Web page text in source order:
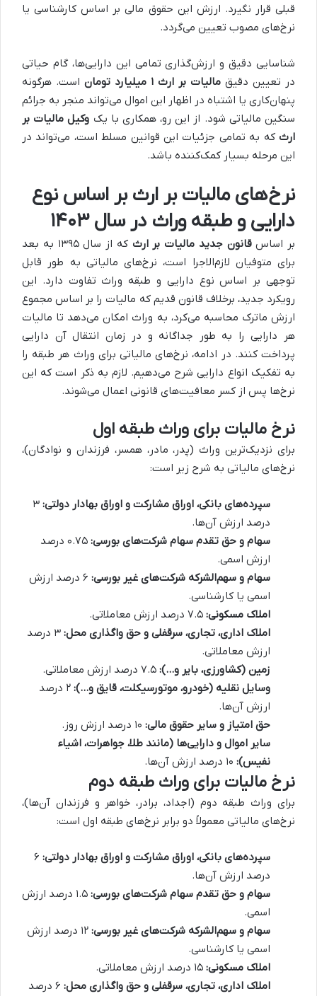
قبلی قرار نگیرد. ارزش این حقوق مالی بر اساس کارشناسی یا
نرخ‌های مصوب تعیین می‌گردد.
شناسایی دقیق و ارزش‌گذاری تمامی این دارایی‌ها، گام حیاتی
در تعیین دقیق مالیات بر ارث ۱ میلیارد تومان
است. هرگونه
پنهان‌کاری یا اشتباه در اظهار این اموال می‌تواند منجر به جرائم
سنگین مالیاتی شود. از این رو، همکاری با یک وکیل مالیات بر
ارث که به تمامی جزئیات این قوانین مسلط است، می‌تواند در
این مرحله بسیار کمک‌کننده باشد.
نرخ‌های مالیات بر ارث بر اساس نوع
دارایی و طبقه وراث در سال ۱۴۰۳
بر اساسقانون جدید مالیات بر ارث
که از سال ۱۳۹۵ به بعد
برای متوفیان لازم‌الاجرا است، نرخ‌های مالیاتی به طور قابل
توجهی بر اساس نوع دارایی و طبقه وراث تفاوت دارد. این
رویکرد جدید، برخلاف قانون قدیم که مالیات را بر اساس مجموع
ارزش ماترک محاسبه می‌کرد، به وراث امکان می‌دهد تا مالیات
هر دارایی را به طور جداگانه و در زمان انتقال آن دارایی
پرداخت کنند. در ادامه، نرخ‌های مالیاتی برای وراث هر طبقه را
به تفکیک انواع دارایی شرح می‌دهیم. لازم به ذکر است که این
نرخ‌ها پس از کسر معافیت‌های قانونی اعمال می‌شوند.
نرخ مالیات برای وراث طبقه اول
برای نزدیک‌ترین وراث (پدر، مادر، همسر، فرزندان و نوادگان)،
نرخ‌های مالیاتی به شرح زیر است:
سپرده‌های بانکی، اوراق مشارکت و اوراق بهادار دولتی: ۳
درصد ارزش آن‌ها.
سهام و حق تقدم سهام شرکت‌های بورسی:
۰.۷۵ درصد
ارزش اسمی.
سهام و سهم‌الشرکه شرکت‌های غیر بورسی:
۶ درصد ارزش
اسمی یا کارشناسی.
املاک مسکونی:
املاک اداری، تجاری، سرقفلی و حق واگذاری محل:
۳ درصد
ارزش معاملاتی.
زمین (کشاورزی، بایر و…):
وسایل نقلیه (خودرو، موتورسیکلت، قایق و…):
۲ درصد
ارزش آن‌ها.
حق امتیاز و سایر حقوق مالی:
سایر اموال و دارایی‌ها (مانند طلا، جواهرات، اشیاء
نفیس):
نرخ مالیات برای وراث طبقه دوم
برای وراث طبقه دوم (اجداد، برادر، خواهر و فرزندان آن‌ها)،
نرخ‌های مالیاتی معمولاً دو برابر نرخ‌های طبقه اول است:
سپرده‌های بانکی، اوراق مشارکت و اوراق بهادار دولتی: ۶
درصد ارزش آن‌ها.
سهام و حق تقدم سهام شرکت‌های بورسی:
۱.۵ درصد ارزش
اسمی.
سهام و سهم‌الشرکه شرکت‌های غیر بورسی:
۱۲ درصد ارزش
اسمی یا کارشناسی.
املاک مسکونی:
املاک اداری، تجاری، سرقفلی و حق واگذاری محل:
۶ درصد